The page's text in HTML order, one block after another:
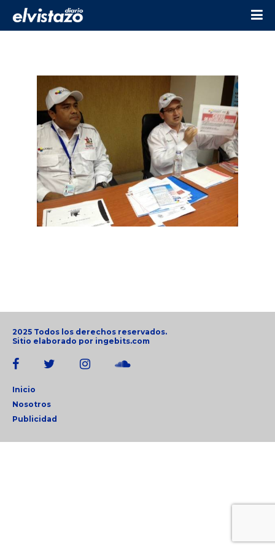
2025 Todos los derechos reservados.
Sitio elaborado por ingebits.com
Inicio
Nosotros
Publicidad